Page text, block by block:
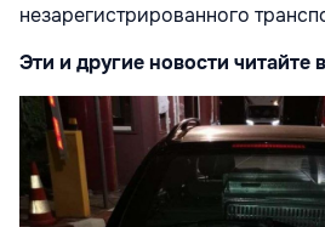
незарегистрированного
Эти и другие новости читайте в